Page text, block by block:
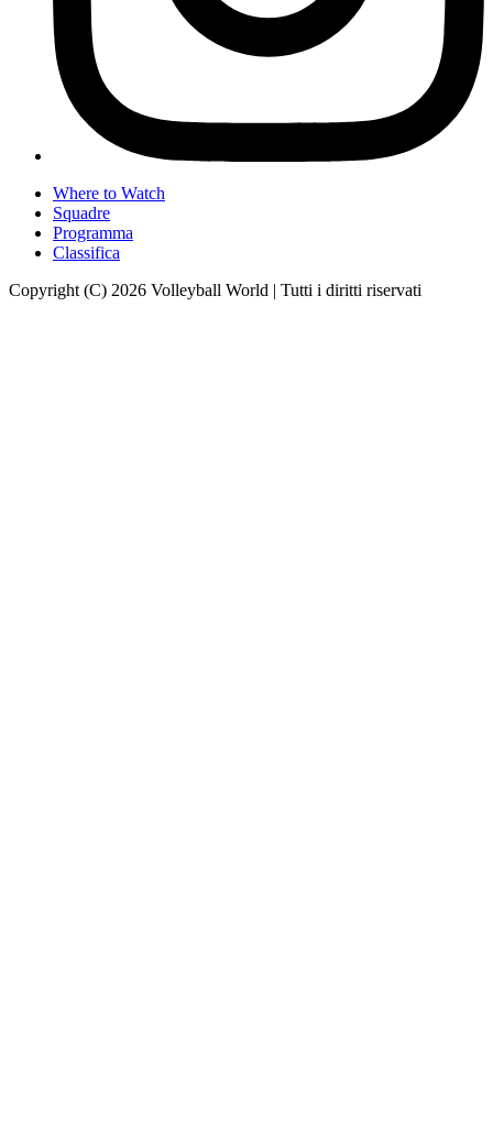
Where to Watch
Squadre
Programma
Classifica
Copyright (C) 2026 Volleyball World | Tutti i diritti riservati